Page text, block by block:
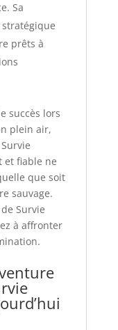
Sa
prêts à
succès lors
plein air,
et fiable ne
que soit
sauvage.
Survie
à affronter